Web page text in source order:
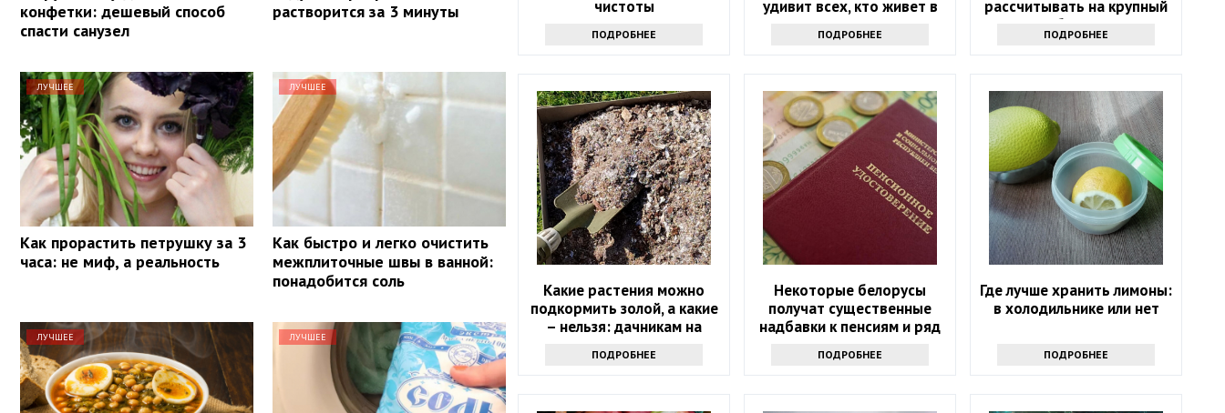
конфетки: дешевый способ
спасти санузел
растворится за 3 минуты
ЛУЧШЕЕ
Как прорастить петрушку за 3
часа: не миф, а реальность
ЛУЧШЕЕ
Как быстро и легко очистить
межплиточные швы в ванной:
понадобится соль
ЛУЧШЕЕ ЛУЧШЕЕ
чистоты
ПОДРОБНЕЕ
удивит всех, кто живет в
ПОДРОБНЕЕ
рассчитывать на крупный
бонус
ПОДРОБНЕЕ
Какие растения можно
подкормить золой, а какие
– нельзя: дачникам на
ПОДРОБНЕЕ
Некоторые белорусы
получат существенные
надбавки к пенсиям и ряд
ПОДРОБНЕЕ
Где лучше хранить лимоны:
в холодильнике или нет
ПОДРОБНЕЕ